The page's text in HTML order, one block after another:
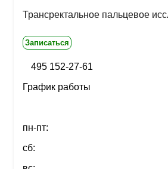
Трансректальное пальцевое
Записаться
495 152-27-61
График работы
пн-пт:
сб: